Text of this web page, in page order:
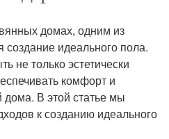
домах, одним из
создание идеального пола.
не только эстетически
комфорт и
дома. В этой статье мы
к созданию идеального